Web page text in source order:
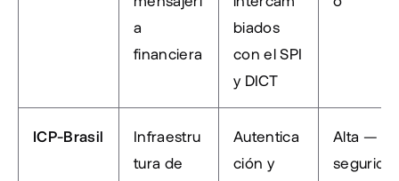
a
financiera
biados
con el SPI
y DICT
ICP-Brasil
Infraestru
tura de
Autentica
ción y
Alta —